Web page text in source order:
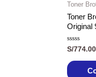
Toner
Toner
Original
Valorado
0
de
5
S/774.00